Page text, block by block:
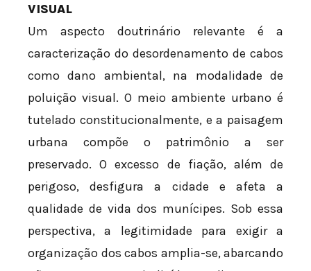
VISUAL
Um aspecto doutrinário relevante é a
caracterização do desordenamento de cabos
como dano ambiental, na modalidade de
poluição visual. O meio ambiente urbano é
tutelado constitucionalmente, e a paisagem
urbana compõe o patrimônio a ser
preservado. O excesso de fiação, além de
perigoso, desfigura a cidade e afeta a
qualidade de vida dos munícipes. Sob essa
perspectiva, a legitimidade para exigir a
organização dos cabos amplia-se, abarcando